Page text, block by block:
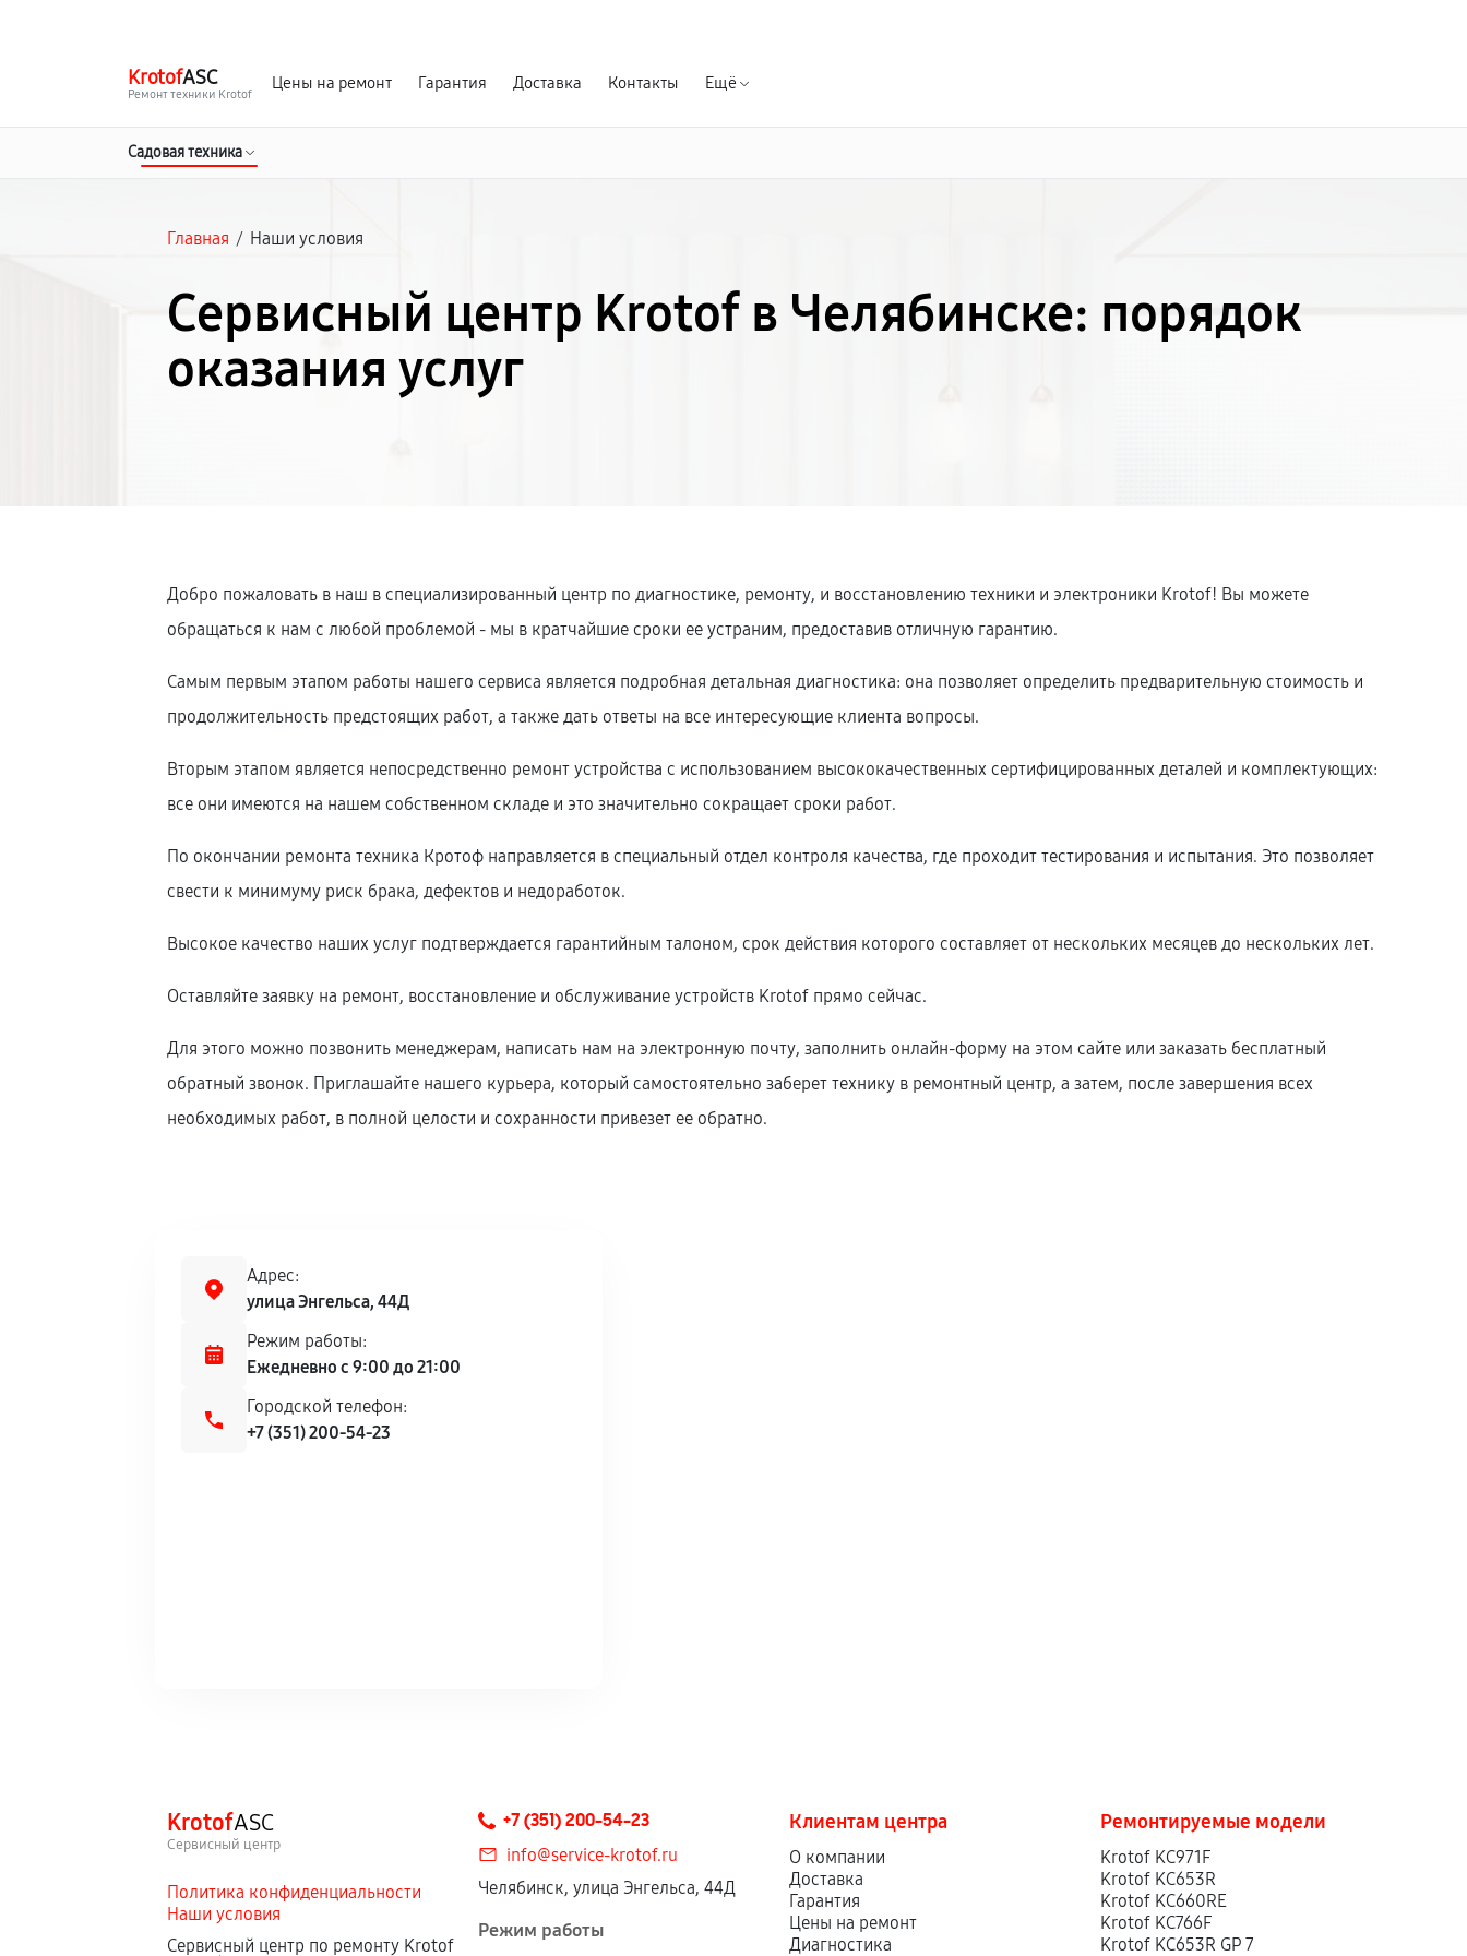
KrotofASC
Ремонт техники Krotof
Цены на ремонт Гарантия Доставка Контакты Ещё
Садовая техника
Главная / Наши условия
Сервисный центр Krotof в Челябинске: порядок
оказания услуг
Добро пожаловать в наш в специализированный центр по диагностике, ремонту, и восстановлению техники и электроники Krotof! Вы можете
обращаться к нам с любой проблемой - мы в кратчайшие сроки ее устраним, предоставив отличную гарантию.
Самым первым этапом работы нашего сервиса является подробная детальная диагностика: она позволяет определить предварительную стоимость и
продолжительность предстоящих работ, а также дать ответы на все интересующие клиента вопросы.
Вторым этапом является непосредственно ремонт устройства с использованием высококачественных сертифицированных деталей и комплектующих:
все они имеются на нашем собственном складе и это значительно сокращает сроки работ.
По окончании ремонта техника Кротоф направляется в специальный отдел контроля качества, где проходит тестирования и испытания. Это позволяет
свести к минимуму риск брака, дефектов и недоработок.
Высокое качество наших услуг подтверждается гарантийным талоном, срок действия которого составляет от нескольких месяцев до нескольких лет.
Оставляйте заявку на ремонт, восстановление и обслуживание устройств Krotof прямо сейчас.
Для этого можно позвонить менеджерам, написать нам на электронную почту, заполнить онлайн-форму на этом сайте или заказать бесплатный
обратный звонок. Приглашайте нашего курьера, который самостоятельно заберет технику в ремонтный центр, а затем, после завершения всех
необходимых работ, в полной целости и сохранности привезет ее обратно.
Адрес:
улица Энгельса, 44Д
Режим работы:
Ежедневно с 9:00 до 21:00
Городской телефон:
+7 (351) 200-54-23
KrotofASC
Сервисный центр
Политика конфиденциальности
Наши условия
Сервисный центр по ремонту Krotof
+7 (351) 200-54-23
info@service-krotof.ru
Челябинск, улица Энгельса, 44Д
Режим работы
Клиентам центра
О компании
Доставка
Гарантия
Цены на ремонт
Диагностика
Ремонтируемые модели
Krotof KC971F
Krotof KC653R
Krotof KC660RE
Krotof KC766F
Krotof KC653R GP 7